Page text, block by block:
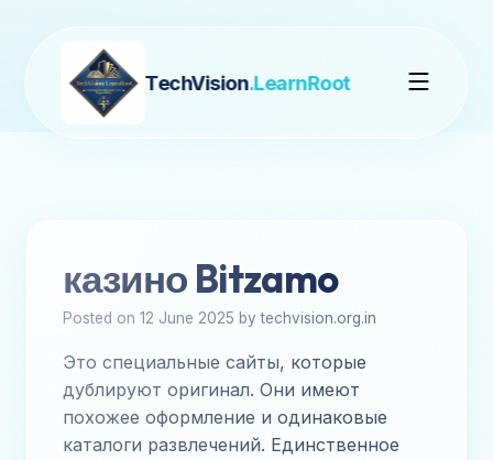
TechVision.LearnRoot
казино Bitzamo
Posted on 12 June 2025 by techvision.org.in
Это специальные сайты, которые
дублируют оригинал. Они имеют
похожее оформление и одинаковые
каталоги развлечений. Единственное